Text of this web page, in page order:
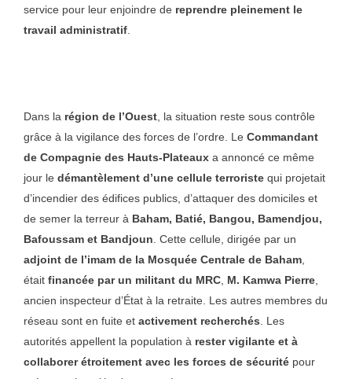
service pour leur enjoindre de reprendre pleinement le
travail administratif
Dans la région de l’Ouest , la situation reste sous contrôle
grâce à la vigilance des forces de l’ordre. Le Commandant
de Compagnie des Hauts-Plateaux a annoncé ce même
jour le démantèlement d’une cellule terroriste qui projetait
d’incendier des édifices publics, d’attaquer des domiciles et
de semer la terreur à Baham, Batié, Bangou, Bamendjou,
Bafoussam et Bandjoun . Cette cellule, dirigée par un
adjoint de l’imam de la Mosquée Centrale de Baham
était financée par un militant du MRC M. Kamwa Pierre
ancien inspecteur d’État à la retraite. Les autres membres du
réseau sont en fuite et activement recherchés . Les
autorités appellent la population à rester vigilante et à
collaborer étroitement avec les forces de sécurité pour